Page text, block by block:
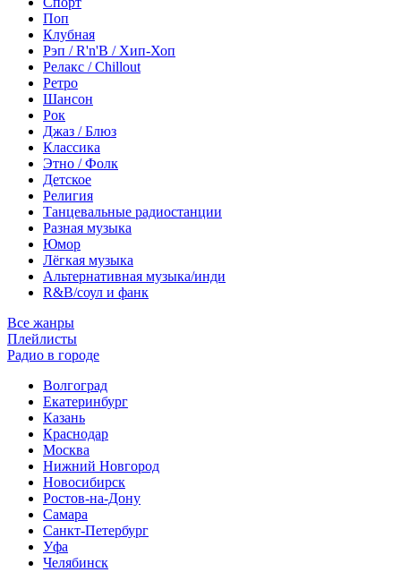
Поп
Клубная
Рэп / R'n'B / Хип-Хоп
Релакс / Chillout
Ретро
Шансон
Рок
Джаз / Блюз
Классика
Этно / Фолк
Детское
Религия
Танцевальные радиостанции
Разная музыка
Юмор
Лёгкая музыка
Альтернативная музыка/инди
R&B/cоул и фанк
Все жанры
Плейлисты
Радио в городе
Волгоград
Екатеринбург
Казань
Краснодар
Москва
Нижний Новгород
Новосибирск
Ростов-на-Дону
Самара
Санкт-Петербург
Уфа
Челябинск